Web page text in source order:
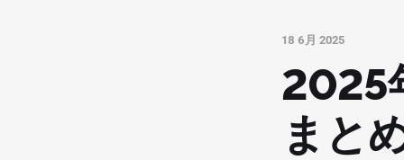
18 6月 2025
2025
まと